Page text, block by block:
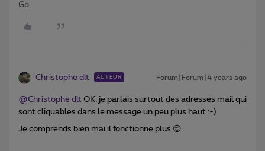
Go
Christophe dlt AUTEUR Forum|Forum|4 years ago
@Christophe dlt OK, je parlais surtout des adresses mail qui
sont cliquables dans le message un peu plus haut :-)
Je comprends bien mai il fonctionne plus 😊